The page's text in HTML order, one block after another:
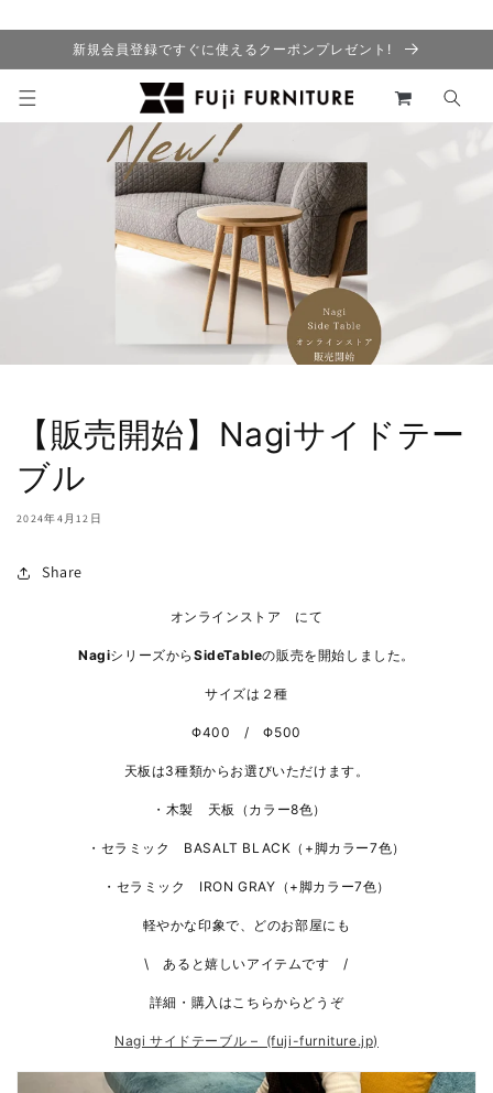
新規会員登録ですぐに使えるクーポンプレゼント!
カ
ー
ト
【販売開始】Nagiサイドテー
ブル
2024年4月12日
Share
オンラインストア にて
Nagiシリーズから SideTableの販売を開始しました。
サイズは２種
Φ400 / Φ500
天板は3種類からお選びいただけます。
・木製 天板（カラー8色）
・セラミック BASALT BLACK（+脚カラー7色）
・セラミック IRON GRAY （+脚カラー7色）
軽やかな印象で、どのお部屋にも
\ あると嬉しいアイテムです /
詳細・購入はこちらからどうぞ
Nagi サイドテーブル – (fuji-furniture.jp)